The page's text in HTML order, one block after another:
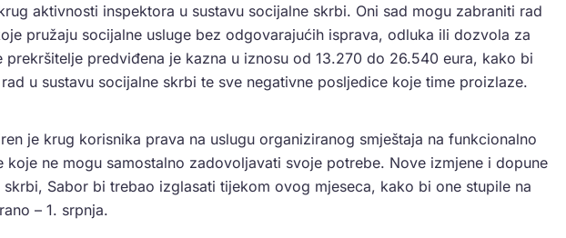
aktivnosti inspektora u sustavu socijalne skrbi. Oni sad mogu zabraniti rad
pružaju socijalne usluge bez odgovarajućih isprava, odluka ili dozvola za
prekršitelje predviđena je kazna u iznosu od 13.270 do 26.540 eura, kako bi
u sustavu socijalne skrbi te sve negativne posljedice koje time proizlaze.
je krug korisnika prava na uslugu organiziranog smještaja na funkcionalno
koje ne mogu samostalno zadovoljavati svoje potrebe. Nove izmjene i dopune
Sabor bi trebao izglasati tijekom ovog mjeseca, kako bi one stupile na
– 1. srpnja.